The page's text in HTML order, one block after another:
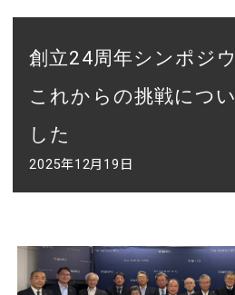
創立24周年シンポジ
これからの挑戦につ
した
2025年12月19日